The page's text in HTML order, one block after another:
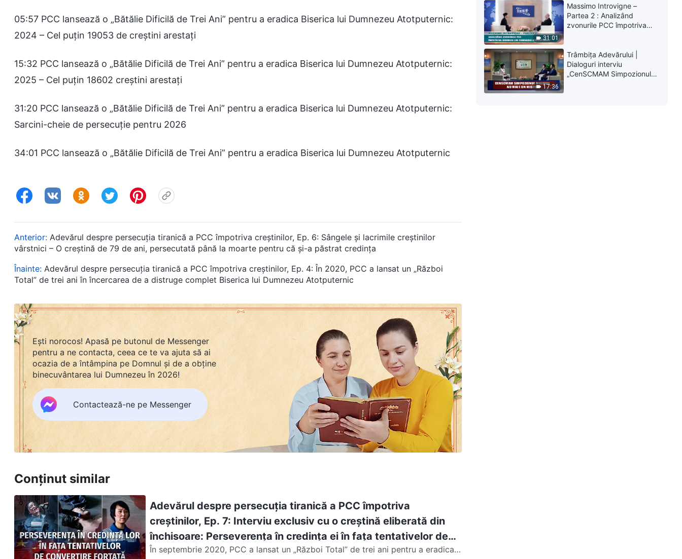
05:57 PCC lansează o „Bătălie Dificilă de Trei Ani” pentru a eradica Biserica lui Dumnezeu Atotputernic:
2024 – Cel puțin 19053 de creștini arestați
15:32 PCC lansează o „Bătălie Dificilă de Trei Ani” pentru a eradica Biserica lui Dumnezeu Atotputernic:
2025 – Cel puțin 18602 creștini arestați
31:20 PCC lansează o „Bătălie Dificilă de Trei Ani” pentru a eradica Biserica lui Dumnezeu Atotputernic:
Sarcini-cheie de persecuție pentru 2026
34:01 PCC lansează o „Bătălie Dificilă de Trei Ani” pentru a eradica Biserica lui Dumnezeu Atotputernic
Anterior: Adevărul despre persecuția tiranică a PCC împotriva creștinilor, Ep. 6: Sângele și lacrimile creștinilor
vârstnici – O creștină de 79 de ani, persecutată până la moarte pentru că și-a păstrat credința
Înainte: Adevărul despre persecuția tiranică a PCC împotriva creștinilor, Ep. 4: În 2020, PCC a lansat un „Război
Total” de trei ani în încercarea de a distruge complet Biserica lui Dumnezeu Atotputernic
Ești norocos! Apasă pe butonul de Messenger
pentru a ne contacta, ceea ce te va ajuta să ai
ocazia de a întâmpina pe Domnul și de a obține
binecuvântarea lui Dumnezeu în 2026!
Contactează-ne pe Messenger
Conținut similar
Adevărul despre persecuția tiranică a PCC împotriva
creștinilor, Ep. 7: Interviu exclusiv cu o creștină eliberată din
închisoare: Perseverența în credința ei în fața tentativelor de
convertire forțată
În septembrie 2020, PCC a lansat un „Război Total” de trei ani pentru a eradica
Zhaoyuan – Massimo
Introvigne
31:01
Massimo Introvigne –
Partea 2 : Analizând
zvonurile PCC împotriva
17:36
Trâmbița Adevărului |
Dialoguri interviu
„CenSCMAM Simpozionul